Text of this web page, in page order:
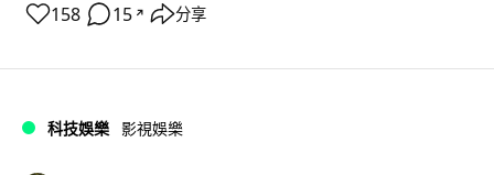
158 15 ↗ 分享
科技娛樂 影視娛樂